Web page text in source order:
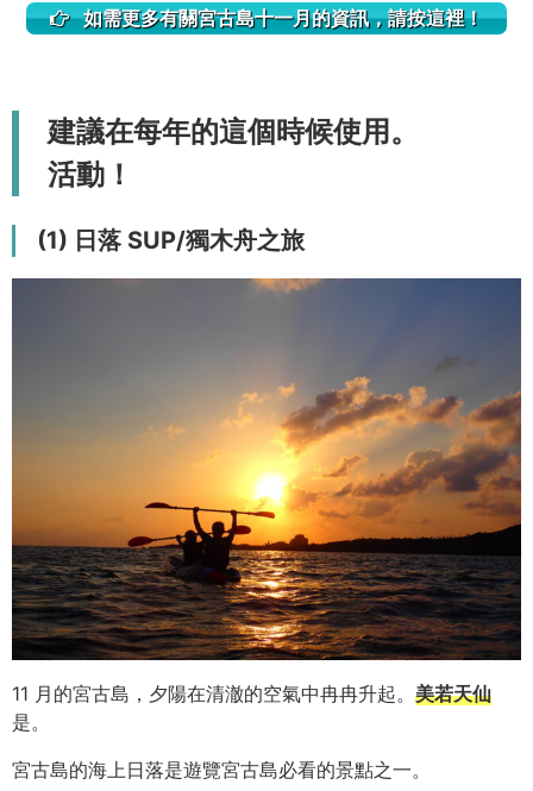
如需更多有關宮古島十一月的資訊，請按這裡！
建議在每年的這個時候使用。
活動！
(1) 日落 SUP/獨木舟之旅
11 月的宮古島，夕陽在清澈的空氣中冉冉升起。 美若天仙
是。
宮古島的海上日落是遊覽宮古島必看的景點之一。